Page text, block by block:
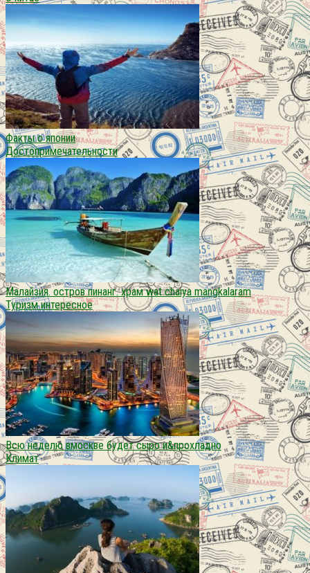
Факты о японии
Достопримечательности
Малайзия. остров пинанг. храм wat chaiya mangkalaram
Туризм интересное
Всю неделю вмоскве будет сыро и&прохладно
Климат